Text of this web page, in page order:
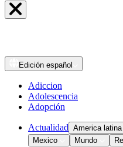
Edición español
Adiccion
Adolescencia
Adopción
Actualidad America latina
Mexico
Mundo